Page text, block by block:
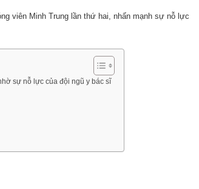
viên Minh Trung lần thứ hai, nhấn mạnh sự nỗ lực
sự nỗ lực của đội ngũ y bác sĩ